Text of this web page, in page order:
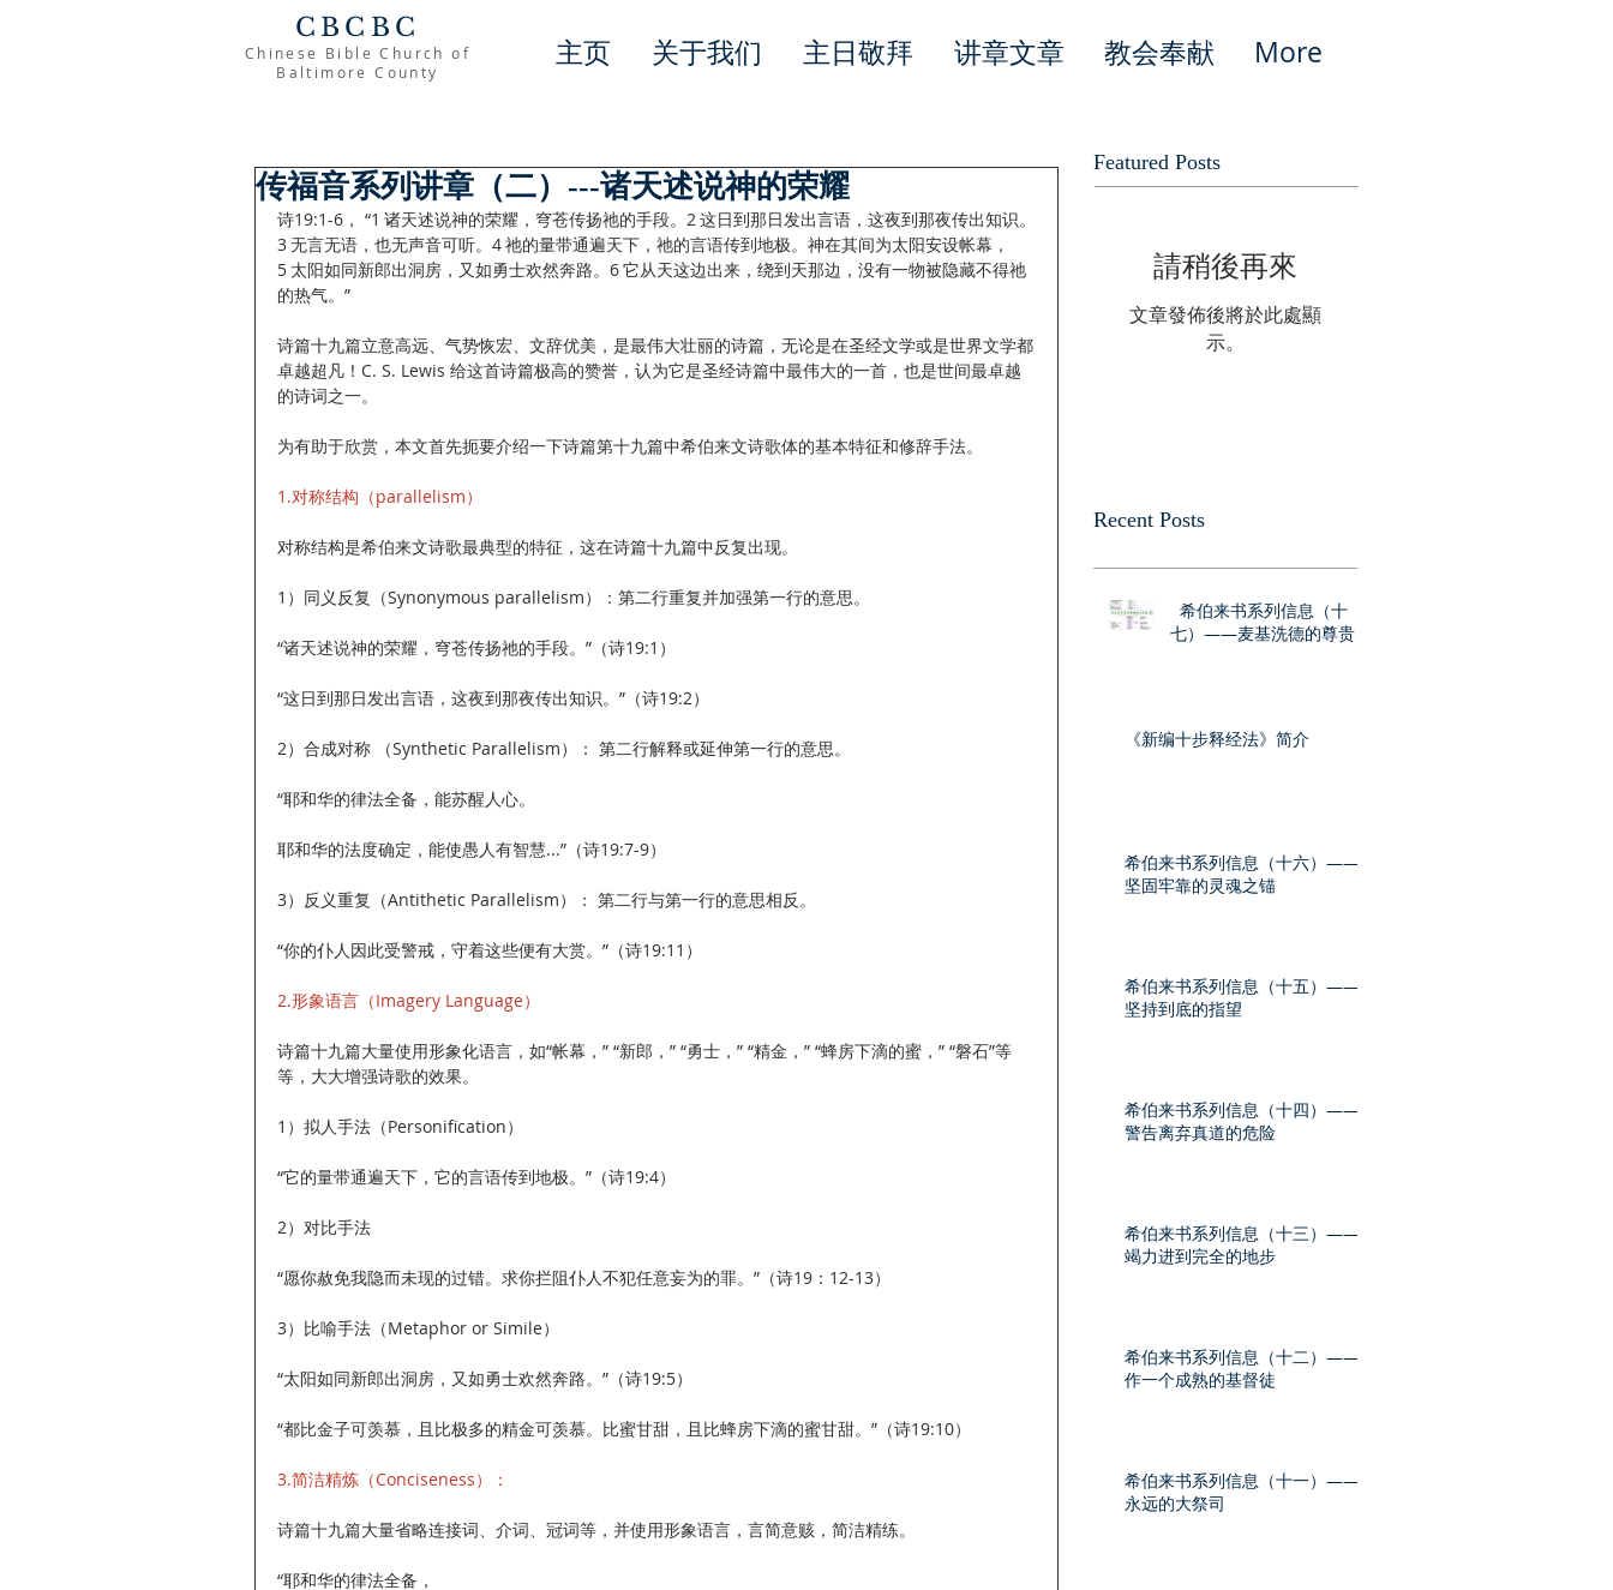
CBCBC
Chinese Bible Church of
Baltimore County
主页 关于我们 主日敬拜 讲章文章 教会奉献 More
传福音系列讲章（二）---诸天述说神的荣耀
诗19:1-6， “1 诸天述说神的荣耀，穹苍传扬祂的手段。2 这日到那日发出言语，这夜到那夜传出知识。
3 无言无语，也无声音可听。4 祂的量带通遍天下，祂的言语传到地极。神在其间为太阳安设帐幕，
5 太阳如同新郎出洞房，又如勇士欢然奔路。6 它从天这边出来，绕到天那边，没有一物被隐藏不得祂
的热气。”
诗篇十九篇立意高远、气势恢宏、文辞优美，是最伟大壮丽的诗篇，无论是在圣经文学或是世界文学都
卓越超凡！C. S. Lewis 给这首诗篇极高的赞誉，认为它是圣经诗篇中最伟大的一首，也是世间最卓越
的诗词之一。
为有助于欣赏，本文首先扼要介绍一下诗篇第十九篇中希伯来文诗歌体的基本特征和修辞手法。
1.对称结构（parallelism）
对称结构是希伯来文诗歌最典型的特征，这在诗篇十九篇中反复出现。
1）同义反复（Synonymous parallelism）：第二行重复并加强第一行的意思。
“诸天述说神的荣耀，穹苍传扬祂的手段。”（诗19:1）
“这日到那日发出言语，这夜到那夜传出知识。”（诗19:2）
2）合成对称 （Synthetic Parallelism）： 第二行解释或延伸第一行的意思。
“耶和华的律法全备，能苏醒人心。
耶和华的法度确定，能使愚人有智慧...”（诗19:7-9）
3）反义重复（Antithetic Parallelism）： 第二行与第一行的意思相反。
“你的仆人因此受警戒，守着这些便有大赏。”（诗19:11）
2.形象语言（Imagery Language）
诗篇十九篇大量使用形象化语言，如“帐幕，” “新郎，” “勇士，” “精金，” “蜂房下滴的蜜，” “磐石”等
等，大大增强诗歌的效果。
1）拟人手法（Personification）
“它的量带通遍天下，它的言语传到地极。”（诗19:4）
2）对比手法
“愿你赦免我隐而未现的过错。求你拦阻仆人不犯任意妄为的罪。”（诗19：12-13）
3）比喻手法（Metaphor or Simile）
“太阳如同新郎出洞房，又如勇士欢然奔路。”（诗19:5）
“都比金子可羡慕，且比极多的精金可羡慕。比蜜甘甜，且比蜂房下滴的蜜甘甜。”（诗19:10）
3.简洁精炼（Conciseness）：
诗篇十九篇大量省略连接词、介词、冠词等，并使用形象语言，言简意赅，简洁精练。
“耶和华的律法全备，
Featured Posts
請稍後再來
文章發佈後將於此處顯
示。
Recent Posts
希伯来书系列信息（十
七）——麦基洗德的尊贵
《新编十步释经法》简介
希伯来书系列信息（十六）——
坚固牢靠的灵魂之锚
希伯来书系列信息（十五）——
坚持到底的指望
希伯来书系列信息（十四）——
警告离弃真道的危险
希伯来书系列信息（十三）——
竭力进到完全的地步
希伯来书系列信息（十二）——
作一个成熟的基督徒
希伯来书系列信息（十一）——
永远的大祭司